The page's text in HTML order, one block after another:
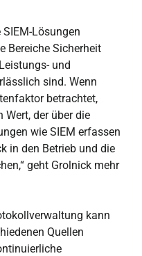
Lösungen
Bereiche Sicherheit
und
sind. Wenn
betrachtet,
der über die
wie SIEM erfassen
in den Betrieb und die
geht Grolnick mehr
kann
Quellen